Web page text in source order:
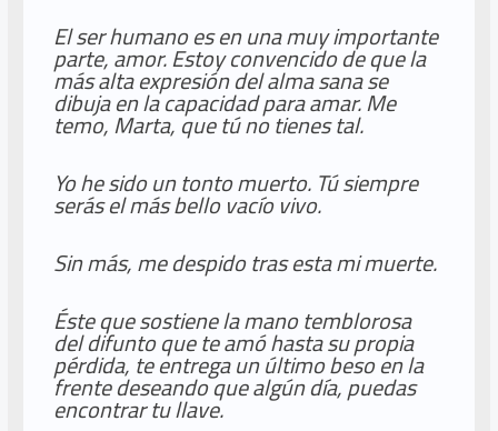
El ser humano es en una muy importante
parte, amor. Estoy convencido de que la
más alta expresión del alma sana se
dibuja en la capacidad para amar. Me
temo, Marta, que tú no tienes tal.
Yo he sido un tonto muerto. Tú siempre
serás el más bello vacío vivo.
Sin más, me despido tras esta mi muerte.
Éste que sostiene la mano temblorosa
del difunto que te amó hasta su propia
pérdida, te entrega un último beso en la
frente deseando que algún día, puedas
encontrar tu llave.